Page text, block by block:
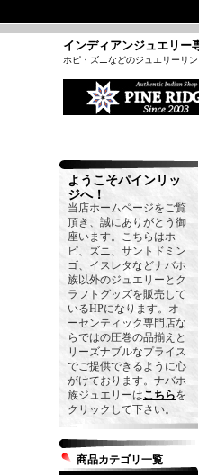
インディアンジュエリー
ホピ・ズニなどのジュエリーリ
ようこそパインリッ
ジへ！
当店ホームページをご覧
頂き、誠にありがとう御
座います。こちらはホ
ピ、ズニ、サントドミン
ゴ、イスレタなどナバホ
族以外のジュエリーとク
ラフトグッズを販売して
いるHPになります。オ
ーセンティック専門店な
らではの圧巻の品揃えと
リーズナブルなプライス
でご提供できるように心
がけております。ナバホ
族ジュエリーはこちらを
クリックして下さい。
商品カテゴリ一覧